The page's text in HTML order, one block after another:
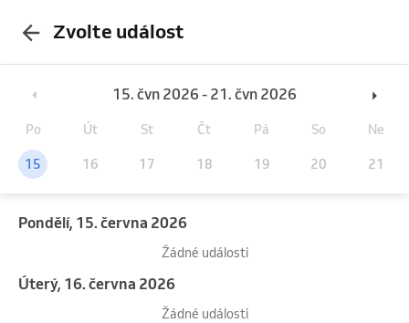
Zvolte událost
15. čvn 2026 - 21. čvn 2026
Po Út St Čt Pá So Ne
15 16 17 18 19 20 21
pondělí, 15. června 2026
Žádné události
úterý, 16. června 2026
Žádné události